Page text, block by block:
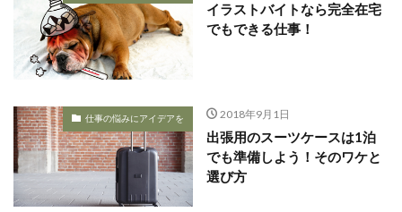
イラストバイトなら完全在宅
でもできる仕事！
仕事の悩みにアイデアを 2018年9月1日
出張用のスーツケースは1泊
でも準備しよう！そのワケと
選び方